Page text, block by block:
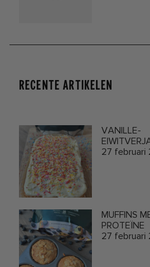
RECENTE ARTIKELEN
VANILLE-
27 februari
MUFFINS
PROTEÏNE
27 februari